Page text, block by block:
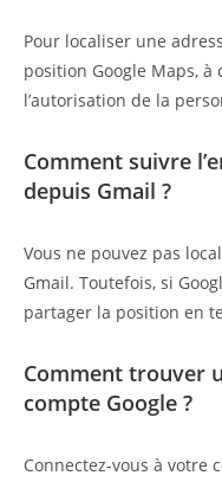
Pour localiser une
position Google Maps, à
l’autorisation de la
Comment suivre
depuis Gmail ?
Vous ne pouvez pas
Gmail. Toutefois, si
partager la position en
Comment trouver
compte Google ?
Connectez-vous à votre